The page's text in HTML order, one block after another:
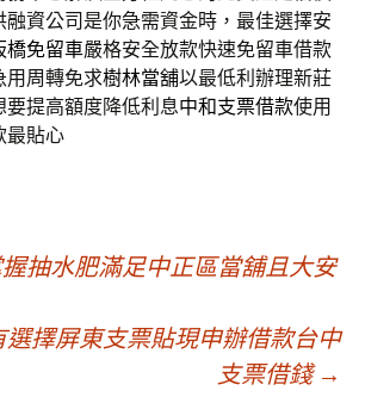
融資公司是你急需資金時，最佳選擇安
橋免留車嚴格安全放款快速免留車借款
用周轉免求樹林當舖以最低利辦理新莊
提高額度降低利息中和支票借款使用
最貼心
抽水肥滿足中正區當舖且大安
選擇屏東支票貼現申辦借款台中
支票借錢 →